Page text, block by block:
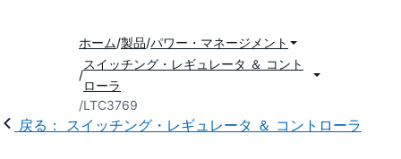
ホーム 製品 パワー・マネージメント
スイッチング・レギュレータ ＆ コント
ローラ
LTC3769
戻る： スイッチング・レギュレータ ＆ コントローラ